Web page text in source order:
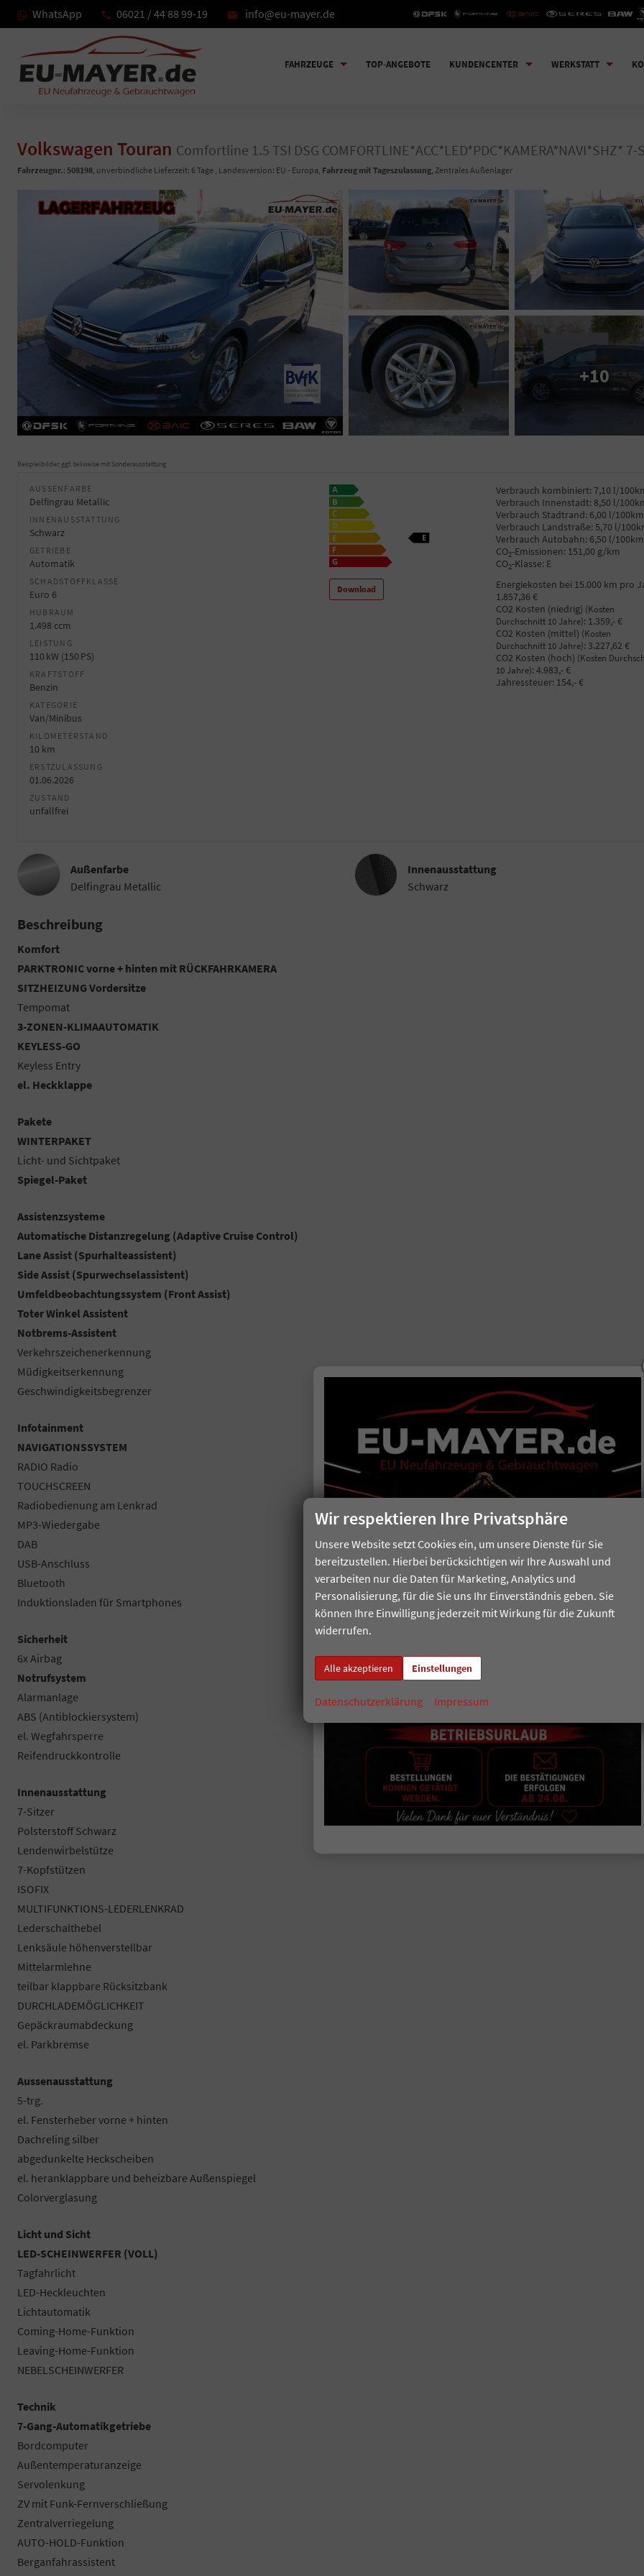
WhatsApp 06021 / 44 88 99-19 info@eu-mayer.de
FAHRZEUGE TOP-ANGEBOTE KUNDENCENTER WERKSTATT
Volkswagen Touran Comfortline 1.5 TSI DSG COMFORTLINE*ACC*LED*PDC*KAMERA*NAVI*SHZ* 7-
Fahrzeugnr.: 508198, unverbindliche Lieferzeit: 6 Tage , Landesversion: EU - Europa, Fahrzeug mit Tageszulassung, Zentrales Außenlager
+10
Beispielbilder, ggf. teilweise mit Sonderausstattung
AUSSENFARBE
Delfingrau Metallic
INNENAUSSTATTUNG
Schwarz
GETRIEBE
Automatik
SCHADSTOFFKLASSE
Euro 6
HUBRAUM
1.498 ccm
LEISTUNG
110 kW (150 PS)
KRAFTSTOFF
Benzin
KATEGORIE
Van/Minibus
KILOMETERSTAND
10 km
ERSTZULASSUNG
01.06.2026
ZUSTAND
unfallfrei
Verbrauch kombiniert: 7,10 l/
Verbrauch Innenstadt: 8,50 l/
Verbrauch Stadtrand: 6,00 l/100km
Verbrauch Landstraße: 5,70 l/
Verbrauch Autobahn: 6,50 l/100km
CO2-Emissionen: 151,00 g/km
CO2-Klasse: E
Download
Energiekosten bei 15.000 km pro
1.857,36 €
CO2 Kosten (niedrig) (Kosten
Durchschnitt 10 Jahre): 1.359,- €
CO2 Kosten (mittel) (Kosten
Durchschnitt 10 Jahre): 3.227,62 €
CO2 Kosten (hoch) (Kosten
10 Jahre): 4.983,- €
Jahressteuer: 154,- €
Außenfarbe
Delfingrau Metallic
InnenausstattungInnenausstattung
Schwarz
Beschreibung
Komfort
PARKTRONIC vorne + hinten mit RÜCKFAHRKAMERA
SITZHEIZUNG Vordersitze
Tempomat
3-ZONEN-KLIMAAUTOMATIK
KEYLESS-GO
Keyless Entry
el. Heckklappe
Pakete
WINTERPAKET
Licht- und Sichtpaket
Spiegel-Paket
Assistenzsysteme
Automatische Distanzregelung (Adaptive Cruise Control)
Lane Assist (Spurhalteassistent)
Side Assist (Spurwechselassistent)
Umfeldbeobachtungssystem (Front Assist)
Toter Winkel Assistent
Notbrems-Assistent
Verkehrszeichenerkennung
Müdigkeitserkennung
Geschwindigkeitsbegrenzer
Infotainment
NAVIGATIONSSYSTEM
RADIO Radio
TOUCHSCREEN
Radiobedienung am Lenkrad
MP3-Wiedergabe
DAB
USB-Anschluss
Bluetooth
Induktionsladen für Smartphones
Sicherheit
6x Airbag
Notrufsystem
Alarmanlage
ABS (Antiblockiersystem)
el. Wegfahrsperre
Reifendruckkontrolle
Innenausstattung
7-Sitzer
Polsterstoff Schwarz
Lendenwirbelstütze
7-Kopfstützen
ISOFIX
MULTIFUNKTIONS-LEDERLENKRAD
Lederschalthebel
Lenksäule höhenverstellbar
Mittelarmlehne
teilbar klappbare Rücksitzbank
DURCHLADEMÖGLICHKEIT
Gepäckraumabdeckung
el. Parkbremse
Aussenausstattung
5-trg.
el. Fensterheber vorne + hinten
Dachreling silber
abgedunkelte Heckscheiben
el. heranklappbare und beheizbare Außenspiegel
Colorverglasung
Licht und Sicht
LED-SCHEINWERFER (VOLL)
Tagfahrlicht
LED-Heckleuchten
Lichtautomatik
Coming-Home-Funktion
Leaving-Home-Funktion
NEBELSCHEINWERFER
Technik
7-Gang-Automatikgetriebe
Bordcomputer
Außentemperaturanzeige
Servolenkung
ZV mit Funk-Fernverschließung
Zentralverriegelung
AUTO-HOLD-Funktion
Berganfahrassistent
Wir respektieren Ihre Privatsphäre
Unsere Website setzt Cookies ein, um unsere Dienste für Sie
bereitzustellen. Hierbei berücksichtigen wir Ihre Auswahl und
verarbeiten nur die Daten für Marketing, Analytics und
Personalisierung, für die Sie uns Ihr Einverständnis geben. Sie
können Ihre Einwilligung jederzeit mit Wirkung für die Zukunft
widerrufen.
Alle akzeptieren Einstellungen
Datenschutzerklärung Impressum